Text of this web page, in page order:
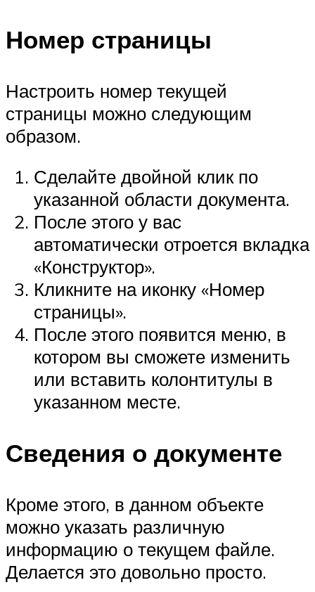
Номер страницы
Настроить номер текущей
страницы можно следующим
образом.
Сделайте двойной клик по
указанной области документа.
После этого у вас
автоматически отроется вкладка
«Конструктор».
Кликните на иконку «Номер
страницы».
После этого появится меню, в
котором вы сможете изменить
или вставить колонтитулы в
указанном месте.
Сведения о документе
Кроме этого, в данном объекте
можно указать различную
информацию о текущем файле.
Делается это довольно просто.